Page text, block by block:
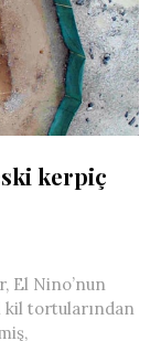
kerpiç
El Nino’nun
kil tortularından